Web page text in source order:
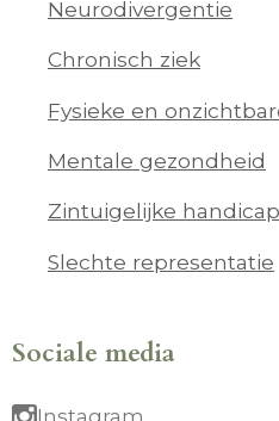
Neurodivergentie
Chronisch ziek
Fysieke en
Mentale gezondheid
Zintuigelijke handicap
Slechte representatie
Sociale media
Instagram